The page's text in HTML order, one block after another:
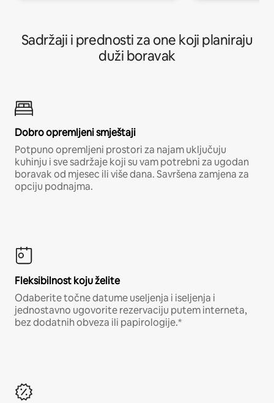
Sadržaji i prednosti za one koji planiraju
duži boravak
Dobro opremljeni smještaji
Potpuno opremljeni prostori za najam uključuju
kuhinju i sve sadržaje koji su vam potrebni za ugodan
boravak od mjesec ili više dana. Savršena zamjena za
opciju podnajma.
Fleksibilnost koju želite
Odaberite točne datume useljenja i iseljenja i
jednostavno ugovorite rezervaciju putem interneta,
bez dodatnih obveza ili papirologije.*